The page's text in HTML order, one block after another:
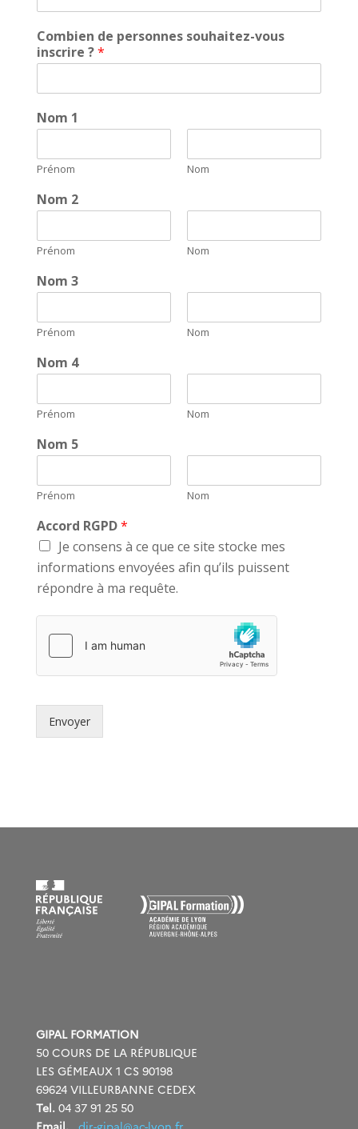
Combien de personnes souhaitez-vous
inscrire ?*
Nom 1
Prénom Nom
Nom 2
Prénom Nom
Nom 3
Prénom Nom
Nom 4
Prénom Nom
Nom 5
Prénom Nom
Accord RGPD*
Je consens à ce que ce site stocke mes
informations envoyées afin qu’ils puissent
répondre à ma requête.
Envoyer
GIPAL FORMATION
50 COURS DE LA RÉPUBLIQUE
LES GÉMEAUX 1 CS 90198
69624 VILLEURBANNE CEDEX
Tel. 04 37 91 25 50